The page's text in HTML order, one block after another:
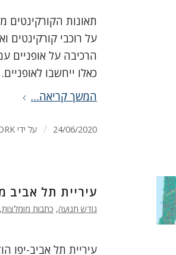
תאונות הקורקינטים
על רוכבי קורקינטים
הרכיבה על אופניים
כאלו ייחשבו לאופניים.
המשך קריאה…
24/06/2020
/ על ידי
עיריית תל אביב
גודש תנועה, כתבות מומלצות,
עיריית תל אביב-יפו